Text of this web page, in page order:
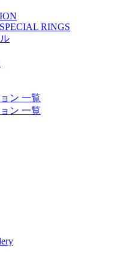
RINGS
ン 一覧
ン 一覧